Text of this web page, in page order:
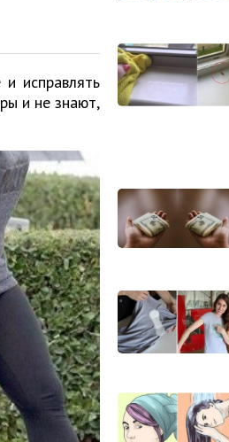
исправлять
и не знают,